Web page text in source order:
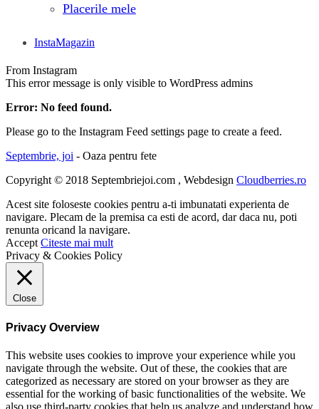
Placerile mele
InstaMagazin
From Instagram
This error message is only visible to WordPress admins
Error: No feed found.
Please go to the Instagram Feed settings page to create a feed.
Septembrie, joi - Oaza pentru fete
Copyright © 2018 Septembriejoi.com , Webdesign Cloudberries.ro
Acest site foloseste cookies pentru a-ti imbunatati experienta de
navigare. Plecam de la premisa ca esti de acord, dar daca nu, poti
renunta oricand la navigare.
Accept Citeste mai mult
Privacy & Cookies Policy
Close
Privacy Overview
This website uses cookies to improve your experience while you
navigate through the website. Out of these, the cookies that are
categorized as necessary are stored on your browser as they are
essential for the working of basic functionalities of the website. We
also use third-party cookies that help us analyze and understand how